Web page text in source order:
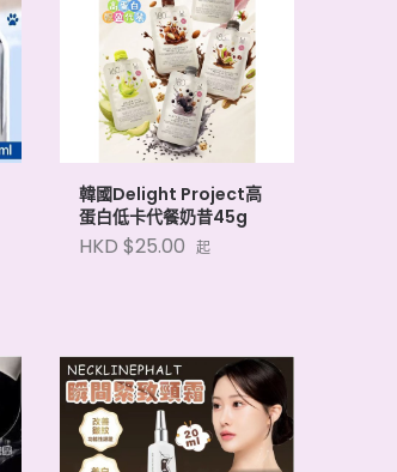
韓國Delight Project高
蛋白低卡代餐奶昔45g
HKD $25.00 起